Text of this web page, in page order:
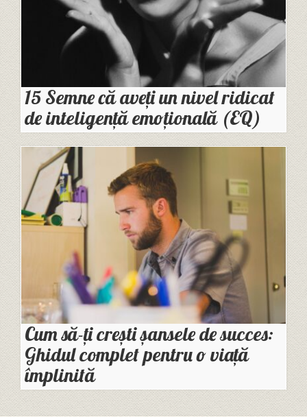
15 Semne că aveți un nivel ridicat
de inteligență emoțională (EQ)
Cum să-ți crești șansele de succes:
Ghidul complet pentru o viață
împlinită